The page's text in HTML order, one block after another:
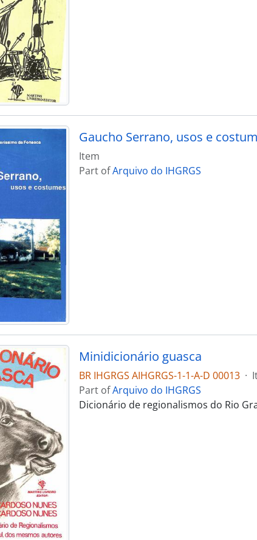
Gaucho Serrano, usos e
Item
Part ofArquivo do IHGRGS
Minidicionário guasca
BR IHGRGS AIHGRGS-1-1-A-D 00013 ·
Part ofArquivo do IHGRGS
Dicionário de regionalismos do Rio